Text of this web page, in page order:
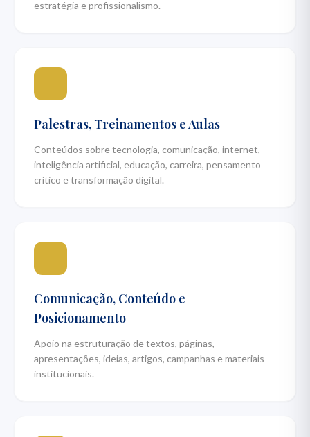
estratégia e profissionalismo.
Palestras, Treinamentos e Aulas
Conteúdos sobre tecnologia, comunicação, internet,
inteligência artificial, educação, carreira, pensamento
crítico e transformação digital.
Comunicação, Conteúdo e
Posicionamento
Apoio na estruturação de textos, páginas,
apresentações, ideias, artigos, campanhas e materiais
institucionais.